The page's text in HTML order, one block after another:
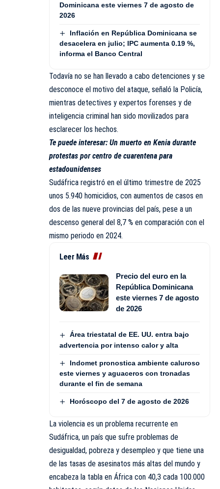
Dominicana este viernes 7 de agosto de
2026
Inflación en República Dominicana se
desacelera en julio; IPC aumenta 0.19 %,
informa el Banco Central
Todavía no se han llevado a cabo detenciones y se
desconoce el motivo del ataque, señaló la Policía,
mientras detectives y expertos forenses y de
inteligencia criminal han sido movilizados para
esclarecer los hechos.
Te puede interesar: Un muerto en Kenia durante
protestas por centro de cuarentena para
estadounidenses
Sudáfrica registró en el último trimestre de 2025
unos 5.940 homicidios, con aumentos de casos en
dos de las nueve provincias del país, pese a un
descenso general del 8,7 % en comparación con el
mismo periodo en 2024.
Leer Más
Precio del euro en la
República Dominicana
este viernes 7 de agosto
de 2026
Área triestatal de EE. UU. entra bajo
advertencia por intenso calor y alta
Indomet pronostica ambiente caluroso
este viernes y aguaceros con tronadas
durante el fin de semana
Horóscopo del 7 de agosto de 2026
La violencia es un problema recurrente en
Sudáfrica, un país que sufre problemas de
desigualdad, pobreza y desempleo y que tiene una
de las tasas de asesinatos más altas del mundo y
encabeza la tabla en África con 40,3 cada 100.000